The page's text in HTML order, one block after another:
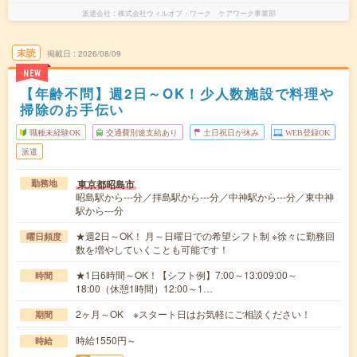
派遣会社 株式会社ウィルオブ・ワーク ケアワーク事業部
未読
NEW
掲載日 2026/08/09
【年齢不問】週2日～OK！少人数施設で料理や
掃除のお手伝い
職種未経験OK 交通費別途支給あり 土日祝日が休み WEB登録OK
派遣
勤務地 東京都昭島市
昭島駅から---分／拝島駅から---分／中神駅から---分／東中神
駅から---分
曜日頻度
★週2日～OK！ 月～日曜日での希望シフト制 ※徐々に勤務回
数を増やしていくことも可能です！
時間
★1日6時間～OK！【シフト例】7:00～13:009:00～
18:00（休憩1時間）12:00～1…
期間 2ヶ月～OK ※スタート日はお気軽にご相談ください！
時給 時給1550円～